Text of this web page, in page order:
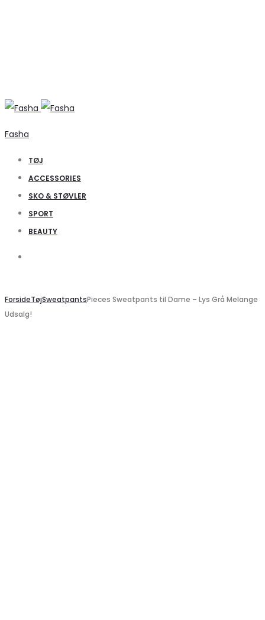
Fasha
TØJ
ACCESSORIES
SKO & STØVLER
SPORT
BEAUTY
ForsideTøjSweatpantsPieces Sweatpants til Dame – Lys Grå Melange
Udsalg!